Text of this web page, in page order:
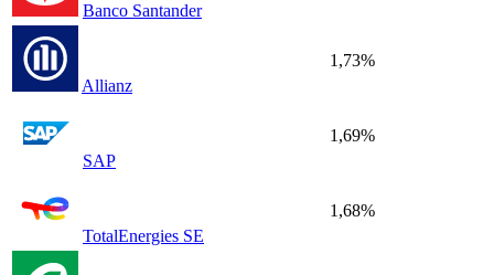
Banco Santander
Allianz
1,73%
SAP
1,69%
TotalEnergies SE
1,68%